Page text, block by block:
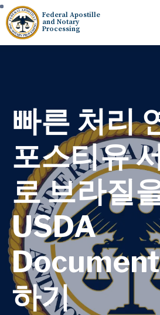
Federal Apostille
and Notary
Processing
Requests
Resources
Locations
Tracking
빠른 처리
포스티유
로 브라질
USDA
하기